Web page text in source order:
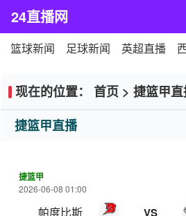
24直播网
篮球新闻 足球新闻 英超直播
现在的位置： 首页 > 捷篮甲
捷篮甲直播
捷篮甲
2026-06-08 01:00
帕度比斯 VS